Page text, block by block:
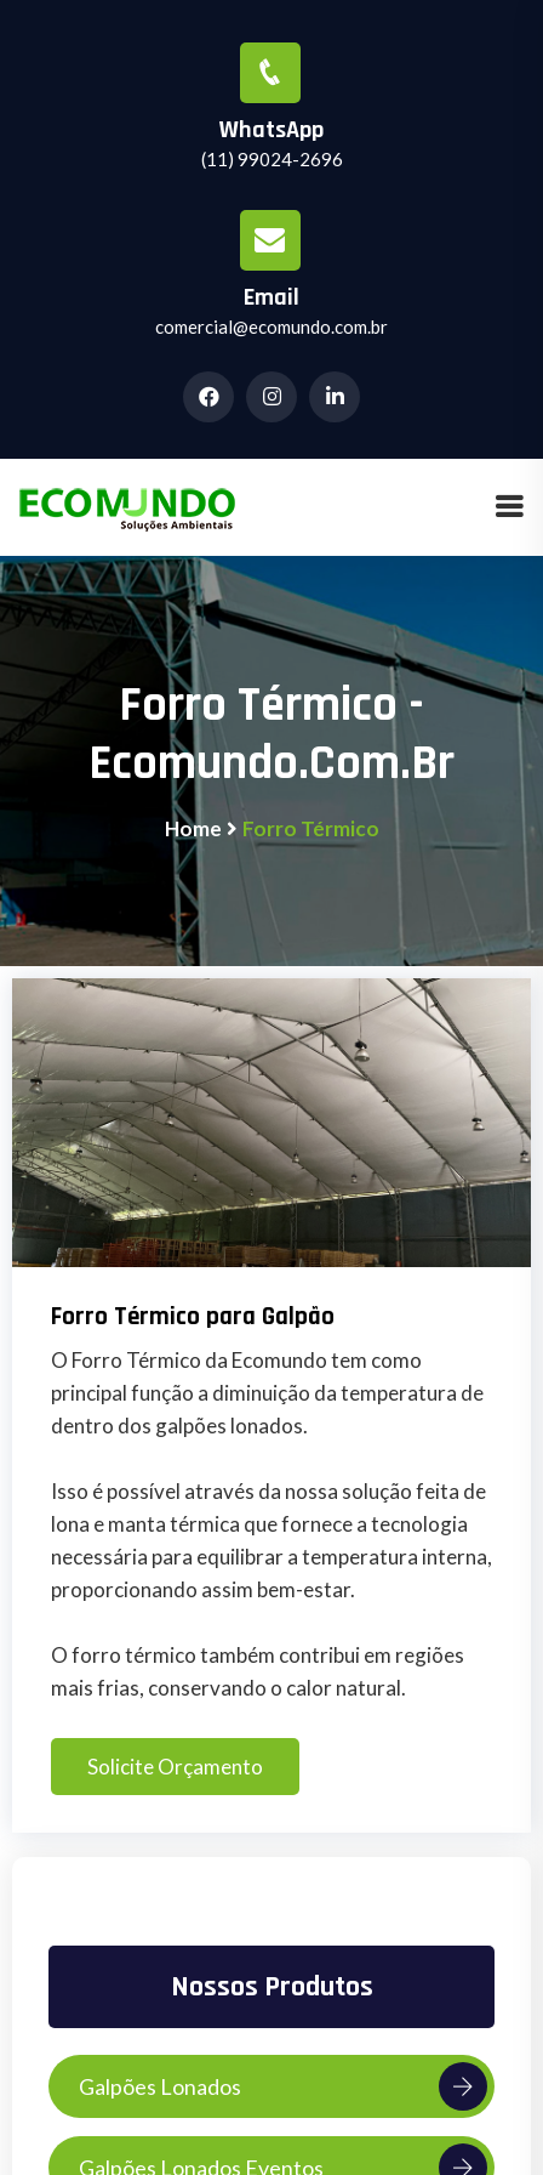
WhatsApp
(11) 99024-2696
Email
comercial@ecomundo.com.br
Forro Térmico -
Ecomundo.com.br
Home Forro Térmico
Forro Térmico para Galpão
O Forro Térmico da Ecomundo tem como
principal função a diminuição da temperatura de
dentro dos galpões lonados.
Isso é possível através da nossa solução feita de
lona e manta térmica que fornece a tecnologia
necessária para equilibrar a temperatura interna,
proporcionando assim bem-estar.
O forro térmico também contribui em regiões
mais frias, conservando o calor natural.
Solicite Orçamento
Nossos Produtos
Galpões Lonados
Galpões Lonados Eventos